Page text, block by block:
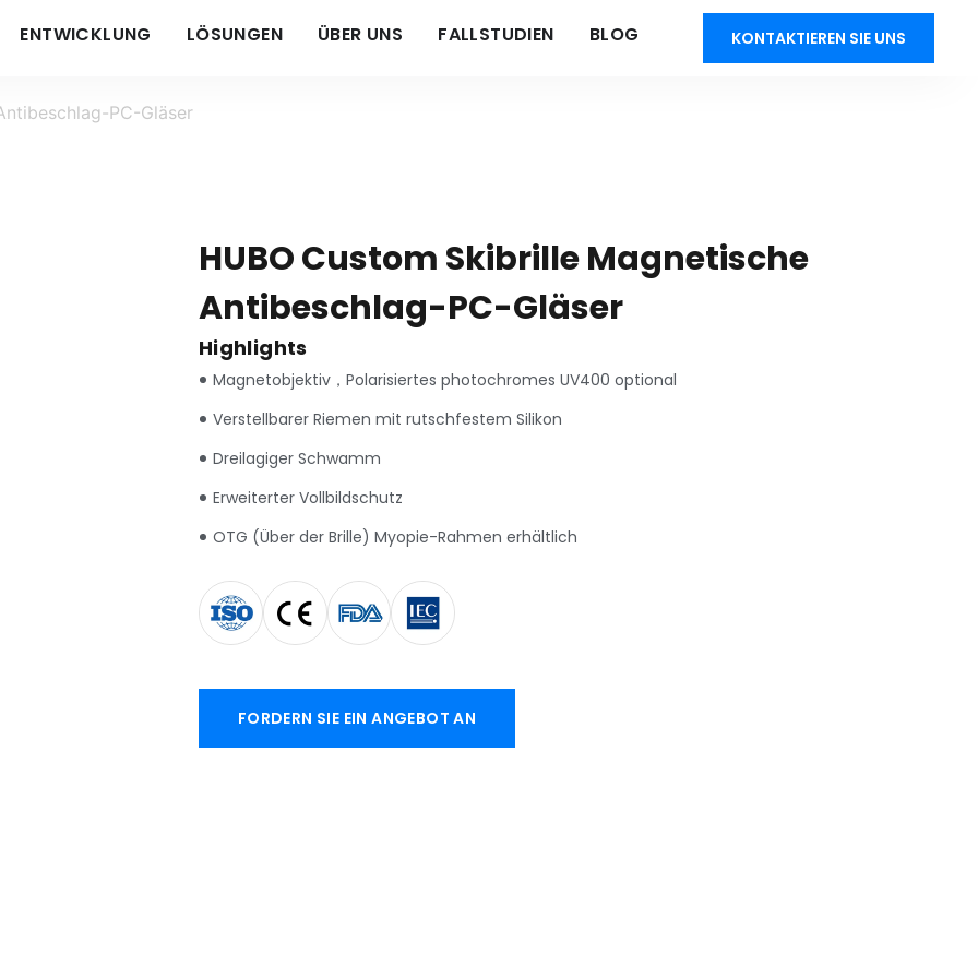
ENTWICKLUNG LÖSUNGEN ÜBER UNS FALLSTUDIEN BLOG KONTAKTIEREN SIE UNS
PC-Gläser
HUBO Custom Skibrille Magnetische
Antibeschlag-PC-Gläser
Highlights
Magnetobjektiv，Polarisiertes photochromes UV400 optional
Verstellbarer Riemen mit rutschfestem Silikon
Dreilagiger Schwamm
Erweiterter Vollbildschutz
OTG (Über der Brille) Myopie-Rahmen erhältlich
FORDERN SIE EIN ANGEBOT AN